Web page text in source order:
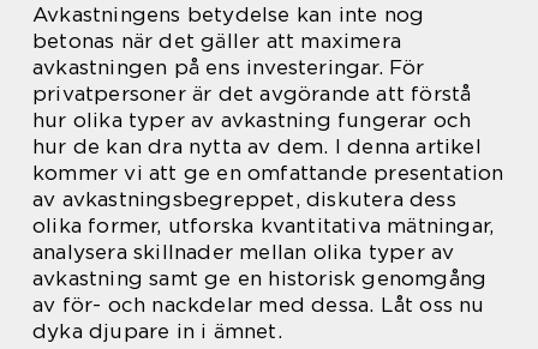
Avkastningens betydelse kan inte nog
betonas när det gäller att maximera
avkastningen på ens investeringar. För
privatpersoner är det avgörande att förstå
hur olika typer av avkastning fungerar och
hur de kan dra nytta av dem. I denna artikel
kommer vi att ge en omfattande presentation
av avkastningsbegreppet, diskutera dess
olika former, utforska kvantitativa mätningar,
analysera skillnader mellan olika typer av
avkastning samt ge en historisk genomgång
av för- och nackdelar med dessa. Låt oss nu
dyka djupare in i ämnet.